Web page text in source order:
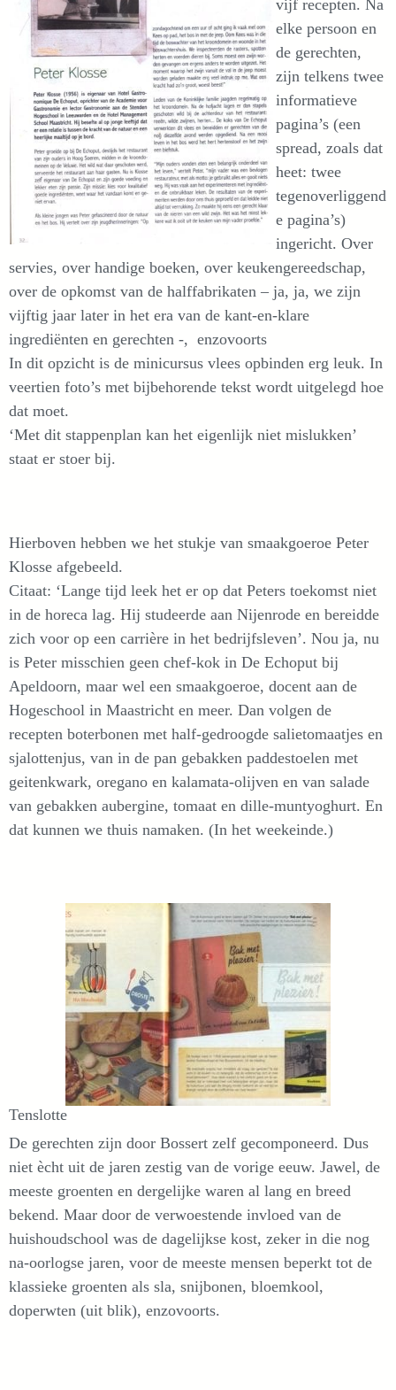
vijf recepten. Na
elke persoon en
de gerechten,
zijn telkens twee
informatieve
pagina’s (een
spread, zoals dat
heet: twee
tegenoverliggend
e pagina’s)
ingericht. Over
servies, over handige boeken, over keukengereedschap,
over de opkomst van de halffabrikaten – ja, ja, we zijn
vijftig jaar later in het era van de kant-en-klare
ingrediënten en gerechten -, enzovoorts
In dit opzicht is de minicursus vlees opbinden erg leuk. In
veertien foto’s met bijbehorende tekst wordt uitgelegd hoe
dat moet.
‘Met dit stappenplan kan het eigenlijk niet mislukken’
staat er stoer bij.
Hierboven hebben we het stukje van smaakgoeroe Peter
Klosse afgebeeld.
Citaat: ‘Lange tijd leek het er op dat Peters toekomst niet
in de horeca lag. Hij studeerde aan Nijenrode en bereidde
zich voor op een carrière in het bedrijfsleven’. Nou ja, nu
is Peter misschien geen chef-kok in De Echoput bij
Apeldoorn, maar wel een smaakgoeroe, docent aan de
Hogeschool in Maastricht en meer. Dan volgen de
recepten boterbonen met half-gedroogde salietomaatjes en
sjalottenjus, van in de pan gebakken paddestoelen met
geitenkwark, oregano en kalamata-olijven en van salade
van gebakken aubergine, tomaat en dille-muntyoghurt. En
dat kunnen we thuis namaken. (In het weekeinde.)
Tenslotte
De gerechten zijn door Bossert zelf gecomponeerd. Dus
niet ècht uit de jaren zestig van de vorige eeuw. Jawel, de
meeste groenten en dergelijke waren al lang en breed
bekend. Maar door de verwoestende invloed van de
huishoudschool was de dagelijkse kost, zeker in die nog
na-oorlogse jaren, voor de meeste mensen beperkt tot de
klassieke groenten als sla, snijbonen, bloemkool,
doperwten (uit blik), enzovoorts.